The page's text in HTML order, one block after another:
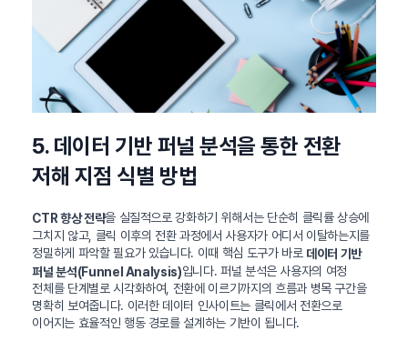
5. 데이터 기반 퍼널 분석을 통한 전환
저해 지점 식별 방법
CTR 향상 전략을 실질적으로 강화하기 위해서는 단순히 클릭률 상승에
그치지 않고, 클릭 이후의 전환 과정에서 사용자가 어디서 이탈하는지를
정밀하게 파악할 필요가 있습니다. 이때 핵심 도구가 바로 데이터 기반
퍼널 분석(Funnel Analysis)입니다. 퍼널 분석은 사용자의 여정
전체를 단계별로 시각화하여, 전환에 이르기까지의 흐름과 병목 구간을
명확히 보여줍니다. 이러한 데이터 인사이트는 클릭에서 전환으로
이어지는 효율적인 행동 경로를 설계하는 기반이 됩니다.